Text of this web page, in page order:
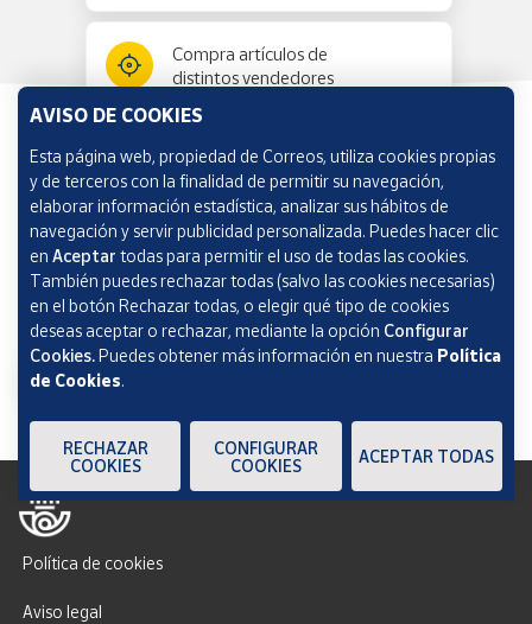
Compra artículos de
distintos vendedores
Información y ayuda
Correos Market
Política de cookies
Aviso legal
AVISO DE COOKIES
Esta página web, propiedad de Correos, utiliza cookies propias
y de terceros con la finalidad de permitir su navegación,
elaborar información estadística, analizar sus hábitos de
navegación y servir publicidad personalizada. Puedes hacer clic
en Aceptar todas para permitir el uso de todas las cookies.
También puedes rechazar todas (salvo las cookies necesarias)
en el botón Rechazar todas, o elegir qué tipo de cookies
deseas aceptar o rechazar, mediante la opción Configurar
Cookies.Puedes obtener más información en nuestra Política
de Cookies.
RECHAZAR
COOKIES
CONFIGURAR
COOKIES
ACEPTAR TODAS